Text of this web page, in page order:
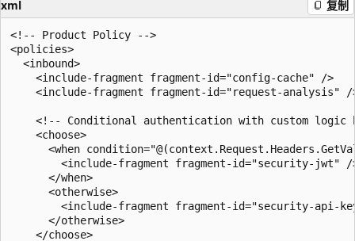
xml 复制
<!-- Product Policy -->
<policies>
  <inbound>
    <include-fragment fragment-id="config-cache" />
<include-fragment fragment-id="request-analysis" /
<!-- Conditional authentication with custom logic
    <choose>
<when
<include-fragment fragment-id="security-jwt" /
      </when>
      <otherwise>
<include-fragment fragment-id="security-api-
      </otherwise>
    </choose>